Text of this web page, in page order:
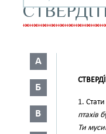
А
Б
В
1.
птахів
Ти